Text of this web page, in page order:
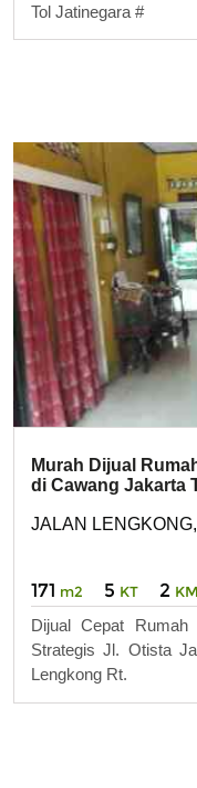
Tol Jatinegara #
Murah Dijual
di Cawang Jakarta
JALAN
171 m2 5 KT 2 KM
Dijual Cepat
Strategis Jl. Otista
Lengkong Rt.